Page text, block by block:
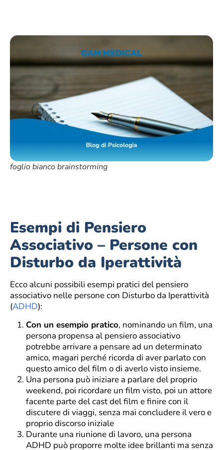
foglio bianco brainstorming
Esempi di Pensiero
Associativo – Persone con
Disturbo da Iperattività
Ecco alcuni possibili esempi pratici del pensiero
associativo nelle persone con Disturbo da Iperattività
(ADHD):
Con un esempio pratico, nominando un film, una
persona propensa al pensiero associativo
potrebbe arrivare a pensare ad un determinato
amico, magari perché ricorda di aver parlato con
questo amico del film o di averlo visto insieme.
Una persona può iniziare a parlare del proprio
weekend, poi ricordare un film visto, poi un attore
facente parte del cast del film e finire con il
discutere di viaggi, senza mai concludere il vero e
proprio discorso iniziale
Durante una riunione di lavoro, una persona
ADHD può proporre molte idee brillanti ma senza